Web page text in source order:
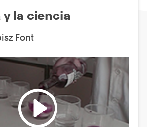
y la ciencia
Font